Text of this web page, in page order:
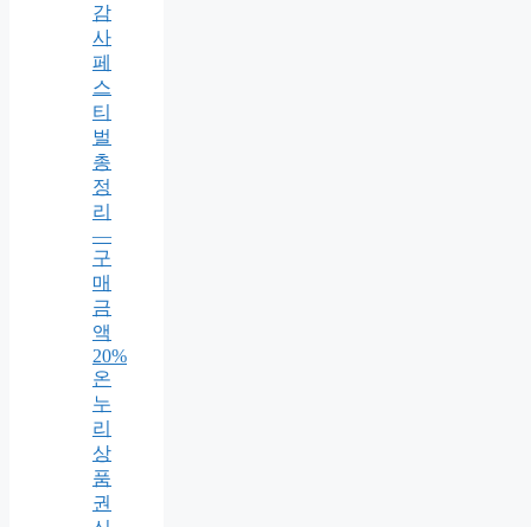
감
사
페
스
티
벌
총
정
리
—
구
매
금
액
20%
온
누
리
상
품
권